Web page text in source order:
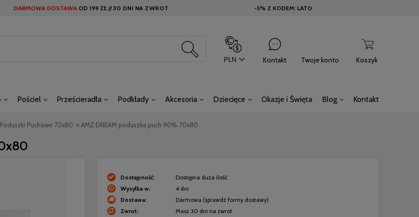
DARMOWA DOSTAWA OD 199 ZŁ //30 DNI NA ZWROT -5% Z KODEM: LATO
Koszyk
Kontakt Twoje konto
Pościel Prześcieradła Podkłady Akcesoria Dziecięce Okazje i Święta Blog Kontakt
Poduszki Puchowe 70x80 » AMZ DREAM poduszka puch 90% 70x80
Dostępność:
Dostępna duża ilość
Wysyłka w:
4 dni
Dostawa:
Darmowa (sprawdź formy dostawy)
Zwrot:
Masz 30 dni na zwrot